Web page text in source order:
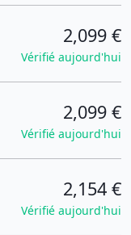
2,099 €
Vérifié aujourd'hui
2,099 €
Vérifié aujourd'hui
2,154 €
Vérifié aujourd'hui